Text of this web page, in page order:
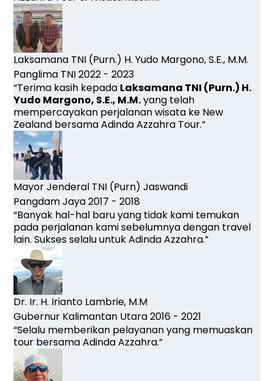
Laksamana TNI (Purn.) H. Yudo Margono, S.E., M.M.
Panglima TNI 2022 - 2023
“Terima kasih kepada Laksamana TNI (Purn.) H.
Yudo Margono, S.E., M.M.yang telah
mempercayakan perjalanan wisata ke New
Zealand bersama Adinda Azzahra Tour.”
Mayor Jenderal TNI (Purn) Jaswandi
Pangdam Jaya 2017 - 2018
“Banyak hal-hal baru yang tidak kami temukan
pada perjalanan kami sebelumnya dengan travel
lain. Sukses selalu untuk Adinda Azzahra.”
Dr. Ir. H. Irianto Lambrie, M.M
Gubernur Kalimantan Utara 2016 - 2021
“Selalu memberikan pelayanan yang memuaskan
tour bersama Adinda Azzahra.”